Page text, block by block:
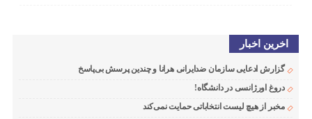
اخرین اخبار
گزارش ادعایی سازمان ضدایرانی هرانا و چندین پرسش بی‌پاسخ
دروغ اورژانسی در دانشگاه!
مخبر از هیچ لیست انتخاباتی حمایت نمی‌کند